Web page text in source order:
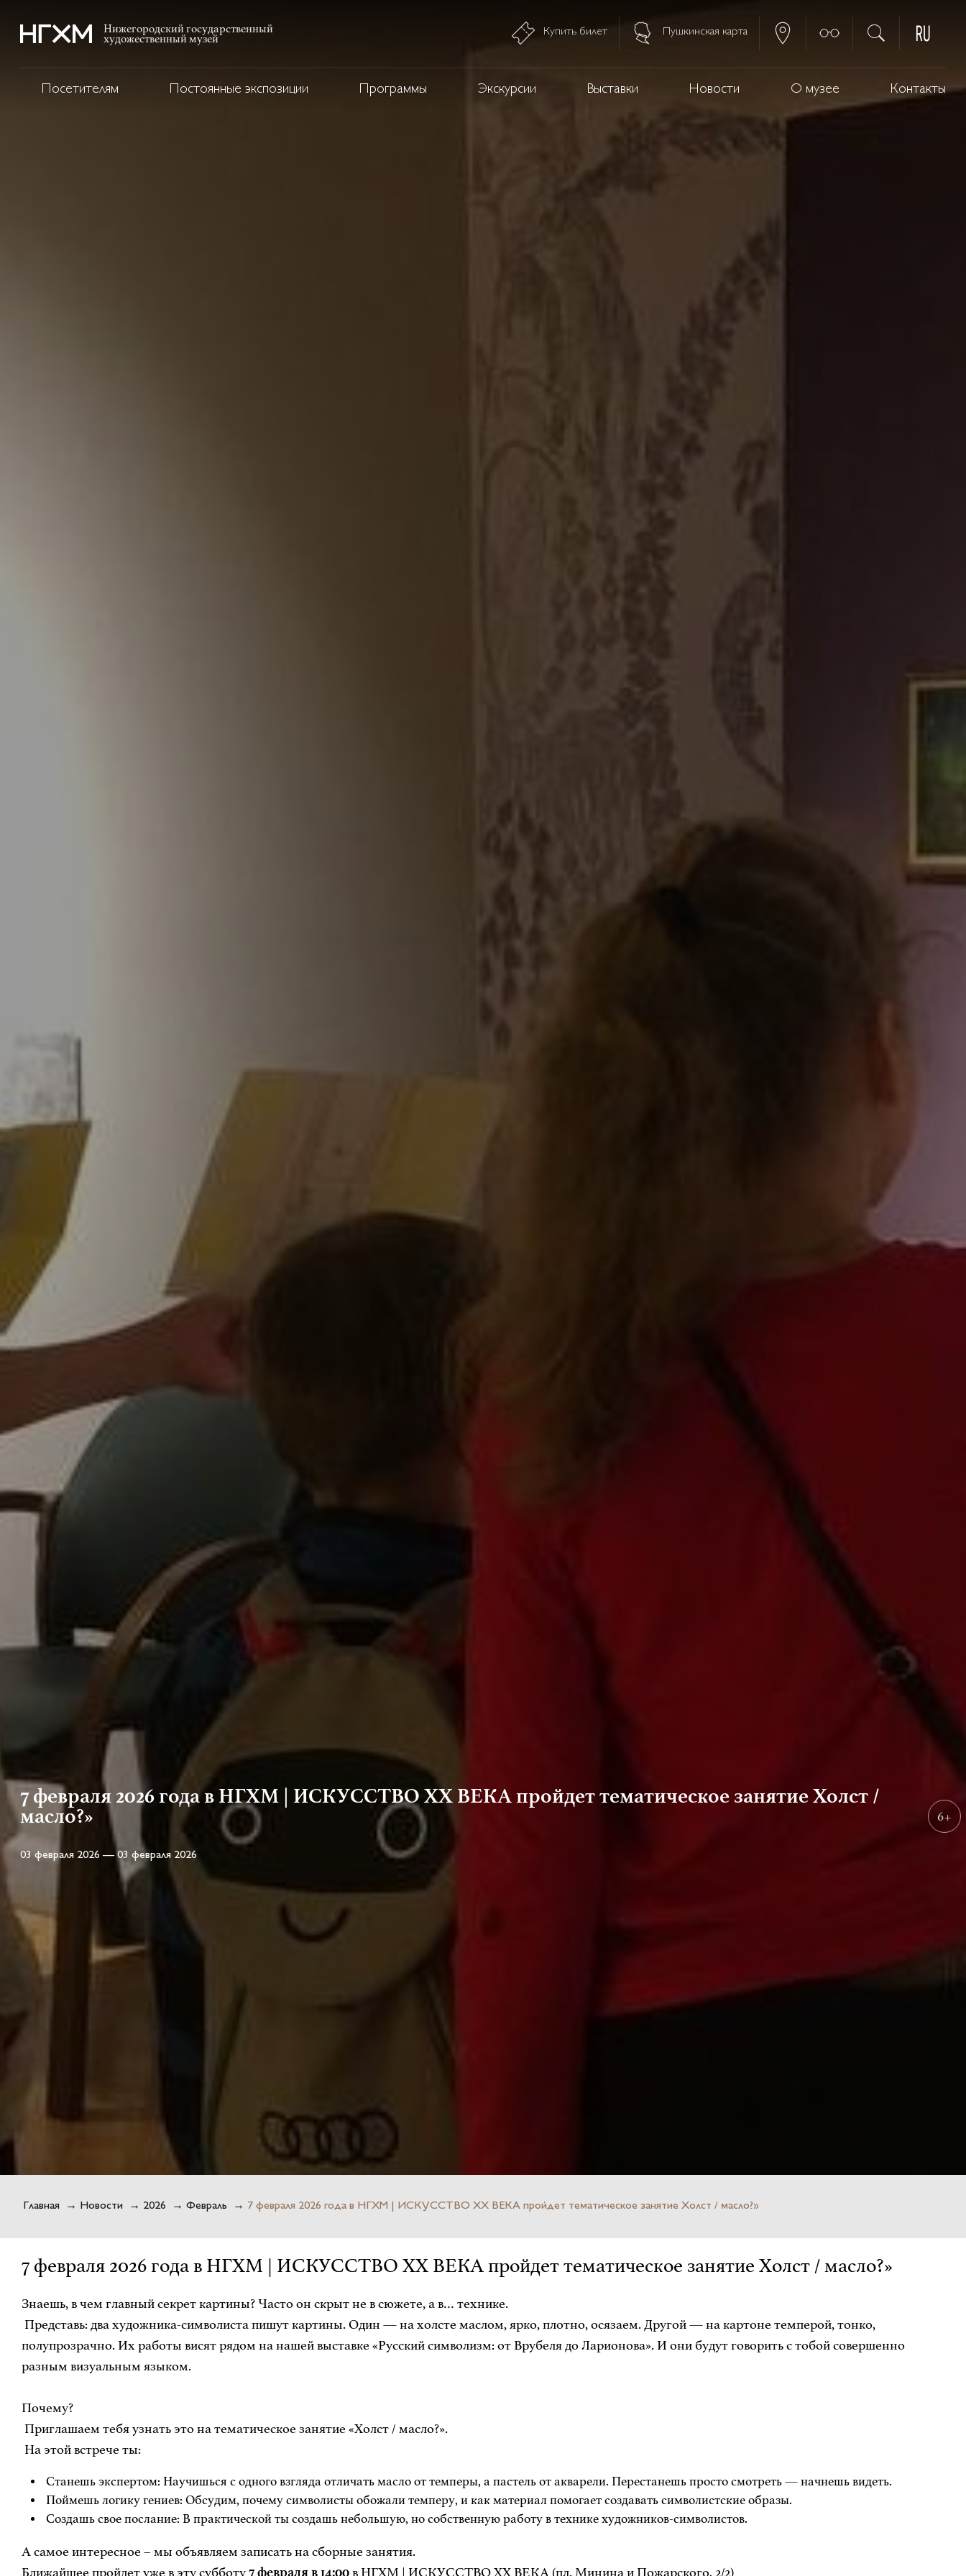
7 февраля 2026 года в НГХМ | ИСКУССТВО ХХ ВЕКА пройдет тематическое занятие Холст /
масло?»
03 февраля 2026 — 03 февраля 2026
6+
Нижегородский государственный
художественный музей
Купить билет Пушкинская карта
Посетителям Постоянные экспозиции Программы Экскурсии Выставки Новости О музее Контакты
Главная → Новости → 2026 → Февраль → 7 февраля 2026 года в НГХМ | ИСКУССТВО ХХ ВЕКА пройдет тематическое занятие Холст / масло?»
7 февраля 2026 года в НГХМ | ИСКУССТВО ХХ ВЕКА пройдет тематическое занятие Холст / масло?»
Знаешь, в чем главный секрет картины? Часто он скрыт не в сюжете, а в… технике.
Представь: два художника-символиста пишут картины. Один — на холсте маслом, ярко, плотно, осязаем. Другой — на картоне темперой, тонко,
полупрозрачно. Их работы висят рядом на нашей выставке «Русский символизм: от Врубеля до Ларионова». И они будут говорить с тобой совершенно
разным визуальным языком.
Почему?
Приглашаем тебя узнать это на тематическое занятие «Холст / масло?».
На этой встрече ты:
Станешь экспертом: Научишься с одного взгляда отличать масло от темперы, а пастель от акварели. Перестанешь просто смотреть — начнешь видеть.
Поймешь логику гениев: Обсудим, почему символисты обожали темперу, и как материал помогает создавать символистские образы.
Создашь свое послание: В практической ты создашь небольшую, но собственную работу в технике художников-символистов.
А самое интересное – мы объявляем записать на сборные занятия.
Ближайшее пройдет уже в эту субботу7 февраля в 14:00в НГХМ | ИСКУССТВО ХХ ВЕКА (пл. Минина и Пожарского, 2/2)